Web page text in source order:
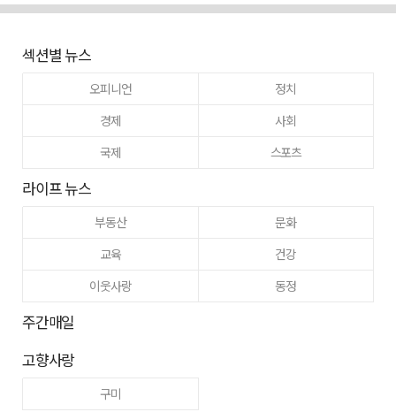
섹션별 뉴스
오피니언
정치
경제
사회
국제
스포츠
라이프 뉴스
부동산
문화
교육
건강
이웃사랑
동정
주간매일
고향사랑
구미